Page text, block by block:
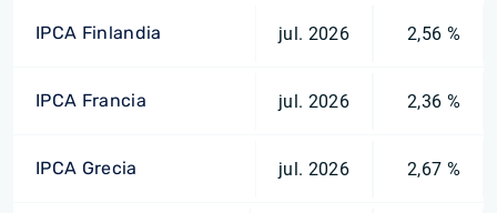
IPCA Finlandia jul. 2026 2,56 %
IPCA Francia jul. 2026 2,36 %
IPCA Grecia jul. 2026 2,67 %